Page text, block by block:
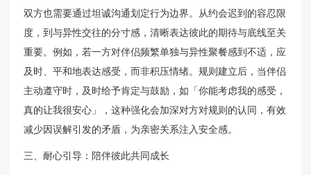
双方也需要通过坦诚沟通划定行为边界。从约会迟到的容忍限
度，到与异性交往的分寸感，清晰表达彼此的期待与底线至关
重要。例如，若一方对伴侣频繁单独与异性聚餐感到不适，应
及时、平和地表达感受，而非积压情绪。规则建立后，当伴侣
主动遵守时，及时给予肯定与鼓励，如「你能考虑我的感受，
真的让我很安心」，这种强化会加深对方对规则的认同，有效
减少因误解引发的矛盾，为亲密关系注入安全感。
三、耐心引导：陪伴彼此共同成长